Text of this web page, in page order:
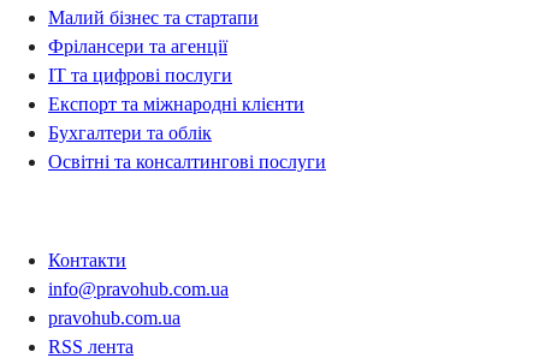
Малий бізнес та стартапи
Фрілансери та агенції
IT та цифрові послуги
Експорт та міжнародні клієнти
Бухгалтери та облік
Освітні та консалтингові послуги
Контакти
info@pravohub.com.ua
pravohub.com.ua
RSS лента